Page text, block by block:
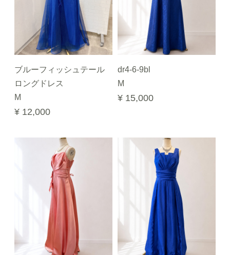
ブルーフィッシュテール
ロングドレス
M
¥ 12,000
dr4-6-9bl
M
¥ 15,000